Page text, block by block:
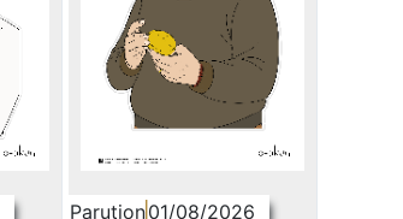
Parution01/08/2026